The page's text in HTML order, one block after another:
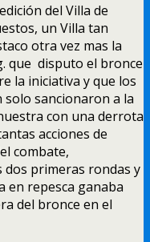
del Villa de
un Villa tan
otra vez mas la
que disputo el bronce
la iniciativa y que los
sancionaron a la
con una derrota
acciones de
combate,
primeras rondas y
en repesca ganaba
del bronce en el